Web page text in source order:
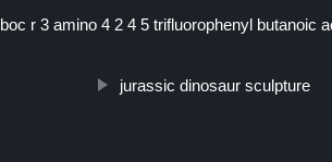
boc r 3 amino 4 2 4 5 trifluorophenyl butanoic
jurassic dinosaur sculpture